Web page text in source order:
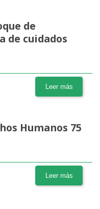
de
de cuidados
Leer más
Humanos 75
Leer más